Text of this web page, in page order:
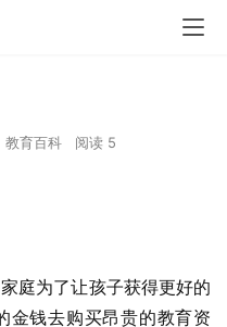
教育百科 阅读 5
庭为了让孩子获得更好的
金钱去购买昂贵的教育资